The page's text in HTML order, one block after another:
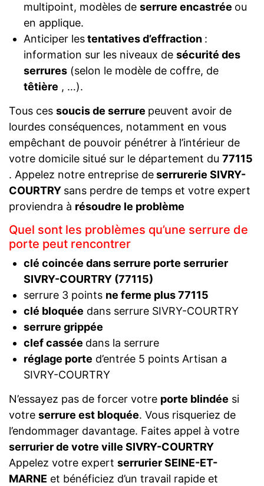
multipoint, modèles de serrure encastrée ou
en applique.
Anticiper lestentatives d’effraction :
information sur les niveaux de sécurité des
serrures(selon le modèle de coffre, de
têtière , …).
Tous ces soucis de serrure peuvent avoir de
lourdes conséquences, notamment en vous
empêchant de pouvoir pénétrer à l’intérieur de
votre domicile situé sur le département du 77115
. Appelez notre entreprise deserrurerie SIVRY-
COURTRY sans perdre de temps et votre expert
proviendra à résoudre le problème
Quel sont les problèmes qu’une serrure de
porte peut rencontrer
clé coincée dans serrure porte serrurier
SIVRY-COURTRY (77115)
serrure 3 points ne ferme plus 77115
clé bloquée dans serrure SIVRY-COURTRY
serrure grippée
clef cassée dans la serrure
réglage porte d’entrée 5 points Artisan a
SIVRY-COURTRY
N’essayez pas de forcer votre porte blindée si
votre serrure est bloquée. Vous risqueriez de
l’endommager davantage. Faites appel à votre
serrurier de votre ville SIVRY-COURTRY
Appelez votre expert serrurier SEINE-ET-
MARNE et bénéficiez d’un travail rapide et